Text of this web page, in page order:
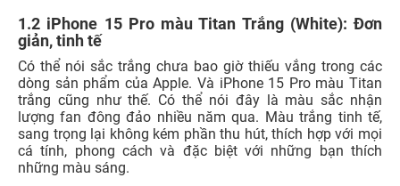
1.2 iPhone 15 Pro màu Titan Trắng (White): Đơn
giản, tinh tế
Có thể nói sắc trắng chưa bao giờ thiếu vắng trong các
dòng sản phẩm của Apple. Và iPhone 15 Pro màu Titan
trắng cũng như thế. Có thể nói đây là màu sắc nhận
lượng fan đông đảo nhiều năm qua. Màu trắng tinh tế,
sang trọng lại không kém phần thu hút, thích hợp với mọi
cá tính, phong cách và đặc biệt với những bạn thích
những màu sáng.